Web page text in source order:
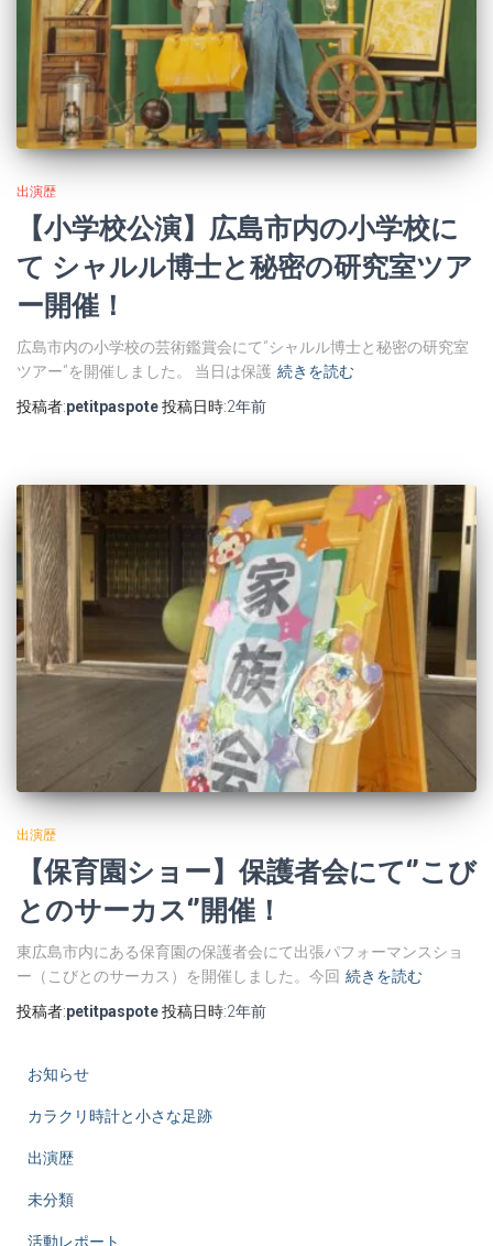
出演歴
【小学校公演】広島市内の小学校に
て シャルル博士と秘密の研究室ツア
ー開催！
広島市内の小学校の芸術鑑賞会にて‘’シャルル博士と秘密の研究室
ツアー‘’を開催しました。 当日は保護 続きを読む
投稿者:petitpaspote投稿日時:2年前
出演歴
【保育園ショー】保護者会にて‘’こび
とのサーカス‘’開催！
東広島市内にある保育園の保護者会にて出張パフォーマンスショ
ー（こびとのサーカス）を開催しました。今回 続きを読む
投稿者:petitpaspote投稿日時:2年前
お知らせ
カラクリ時計と小さな足跡
出演歴
未分類
活動レポート